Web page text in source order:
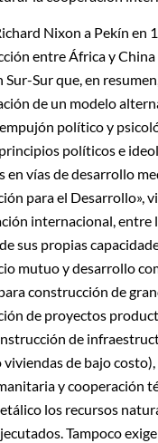
Nixon a Pekín en
entre África y
Sur que, en
de un modelo
político y
políticos e
vías de desarrollo
para el Desarrollo»,
internacional, entre
sus propias
mutuo ydesarrollo
construcción de
de proyectos
de
de bajo
y cooperación
los recursos
Tampoco